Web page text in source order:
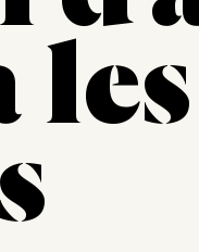
les